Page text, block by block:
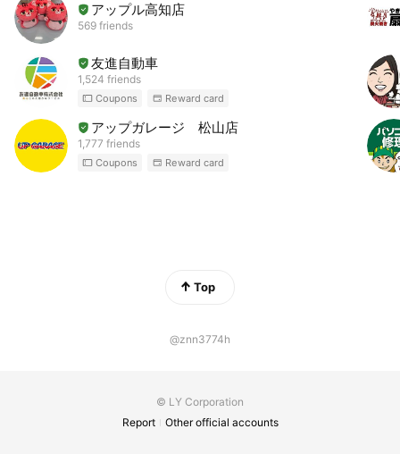
アップル高知店
569 friends
友進自動車
1,524 friends
Coupons Reward card
アップガレージ 松山店
1,777 friends
Coupons Reward card
Top
@znn3774h
© LY Corporation
Report
Other official accounts